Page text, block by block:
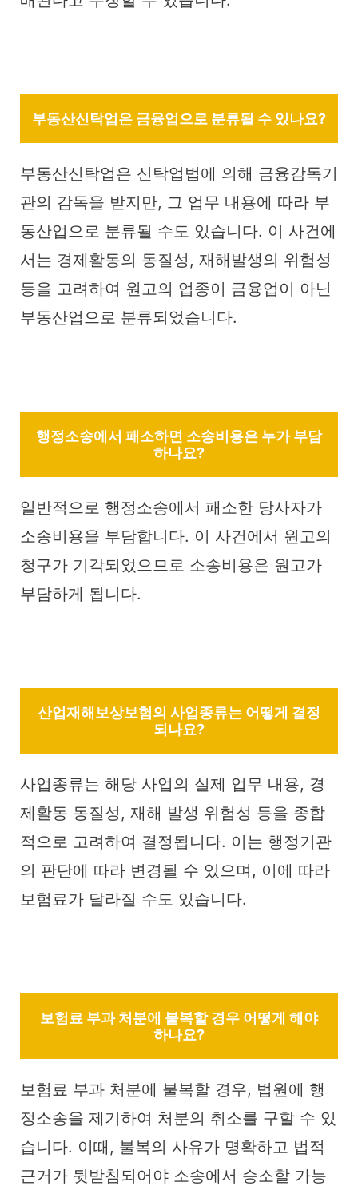
부동산신탁업은 금융업으로 분류될 수 있나요?
부동산신탁업은 신탁업법에 의해 금융감독기
관의 감독을 받지만, 그 업무 내용에 따라 부
동산업으로 분류될 수도 있습니다. 이 사건에
서는 경제활동의 동질성, 재해발생의 위험성
등을 고려하여 원고의 업종이 금융업이 아닌
부동산업으로 분류되었습니다.
행정소송에서 패소하면 소송비용은 누가 부담
하나요?
일반적으로 행정소송에서 패소한 당사자가
소송비용을 부담합니다. 이 사건에서 원고의
청구가 기각되었으므로 소송비용은 원고가
부담하게 됩니다.
산업재해보상보험의 사업종류는 어떻게 결정
되나요?
사업종류는 해당 사업의 실제 업무 내용, 경
제활동 동질성, 재해 발생 위험성 등을 종합
적으로 고려하여 결정됩니다. 이는 행정기관
의 판단에 따라 변경될 수 있으며, 이에 따라
보험료가 달라질 수도 있습니다.
보험료 부과 처분에 불복할 경우 어떻게 해야
하나요?
보험료 부과 처분에 불복할 경우, 법원에 행
정소송을 제기하여 처분의 취소를 구할 수 있
습니다. 이때, 불복의 사유가 명확하고 법적
근거가 뒷받침되어야 소송에서 승소할 가능